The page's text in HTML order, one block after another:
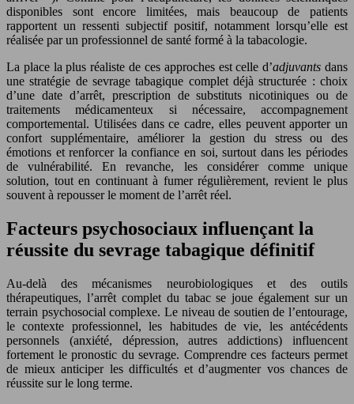
disponibles sont encore limitées, mais beaucoup de patients
rapportent un ressenti subjectif positif, notamment lorsqu’elle est
réalisée par un professionnel de santé formé à la tabacologie.
La place la plus réaliste de ces approches est celle d’adjuvants dans
une stratégie de sevrage tabagique complet déjà structurée : choix
d’une date d’arrêt, prescription de substituts nicotiniques ou de
traitements médicamenteux si nécessaire, accompagnement
comportemental. Utilisées dans ce cadre, elles peuvent apporter un
confort supplémentaire, améliorer la gestion du stress ou des
émotions et renforcer la confiance en soi, surtout dans les périodes
de vulnérabilité. En revanche, les considérer comme unique
solution, tout en continuant à fumer régulièrement, revient le plus
souvent à repousser le moment de l’arrêt réel.
Facteurs psychosociaux influençant la
réussite du sevrage tabagique définitif
Au-delà des mécanismes neurobiologiques et des outils
thérapeutiques, l’arrêt complet du tabac se joue également sur un
terrain psychosocial complexe. Le niveau de soutien de l’entourage,
le contexte professionnel, les habitudes de vie, les antécédents
personnels (anxiété, dépression, autres addictions) influencent
fortement le pronostic du sevrage. Comprendre ces facteurs permet
de mieux anticiper les difficultés et d’augmenter vos chances de
réussite sur le long terme.